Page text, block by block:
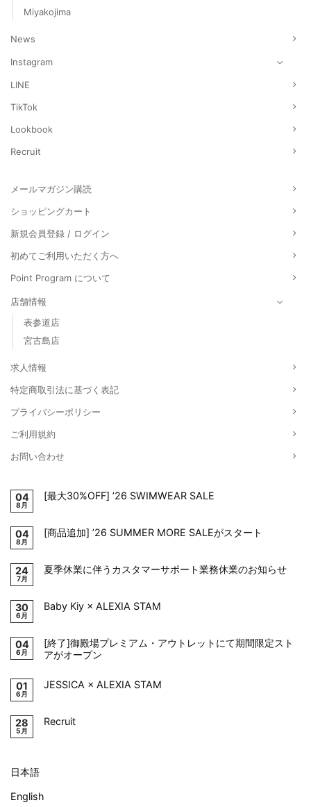
Miyakojima
News
Instagram
LINE
TikTok
Lookbook
Recruit
メールマガジン購読
ショッピングカート
新規会員登録 / ログイン
初めてご利用いただく方へ
Point Program について
店舗情報
表参道店
宮古島店
求人情報
特定商取引法に基づく表記
プライバシーポリシー
ご利用規約
お問い合わせ
04
8月
[最大30%OFF] ’26 SWIMWEAR SALE
04
8月
[商品追加] ’26 SUMMER MORE SALEがスタート
24
7月
夏季休業に伴うカスタマーサポート業務休業のお知らせ
30
6月
Baby Kiy × ALEXIA STAM
04
6月
[終了]御殿場プレミアム・アウトレットにて期間限定スト
アがオープン
01
6月
JESSICA × ALEXIA STAM
28
5月
Recruit
日本語
English